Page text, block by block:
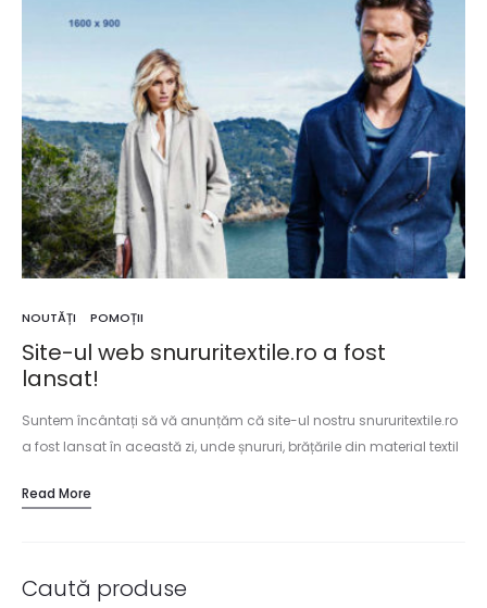
NOUTĂȚI POMOȚII
Site-ul web snururitextile.ro a fost
lansat!
Suntem încântați să vă anunțăm că site-ul nostru snururitextile.ro
a fost lansat în această zi, unde șnururi, brățările din material textil
transparentă. Bucurați-vă…
Read More
Caută produse